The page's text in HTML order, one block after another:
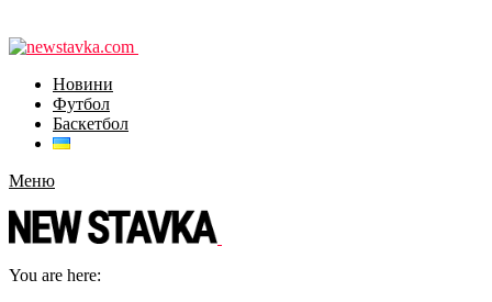
Новини
Футбол
Баскетбол
Меню
You are here: